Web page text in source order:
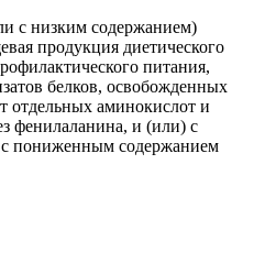
с низким содержанием)
продукция диетического
питания,
белков, освобожденных
отдельных аминокислот и
фенилаланина, и (или) с
с пониженным содержанием